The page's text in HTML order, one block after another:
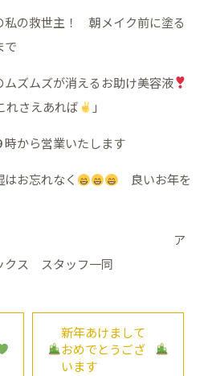
私の救世主！ 朝メイク前に塗る
で
ズムズが消えるお助け美容液
れさえあれば
」
から営業いたします
お忘れなく
良いお年を
クス スタッフ一同
新年あけまして
おめでとうござ
います